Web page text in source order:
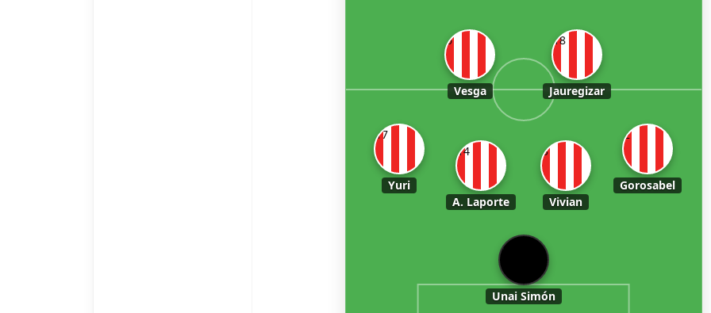
1
Unai Simón
17
Yuri
14
A. Laporte
3
Vivian
2
Gorosabel
6
Vesga
18
Jauregizar